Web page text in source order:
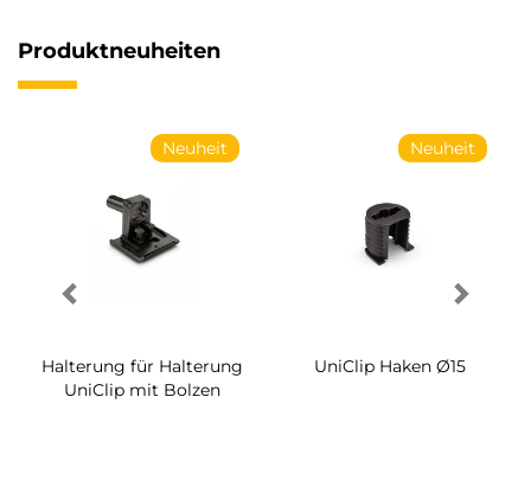
Produktneuheiten
Neuheit
Halterung für Halterung
UniClip mit Bolzen
Neuheit
UniClip Haken Ø15